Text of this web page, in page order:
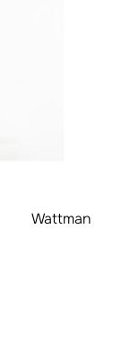
Wattman